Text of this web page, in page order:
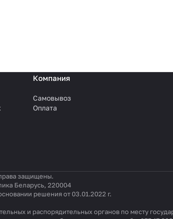
Компания
Самовывоз
Оплата
защищены.
Беларусь, 220004
решения от 03.01.2022 г.
и распорядительных органов по месту